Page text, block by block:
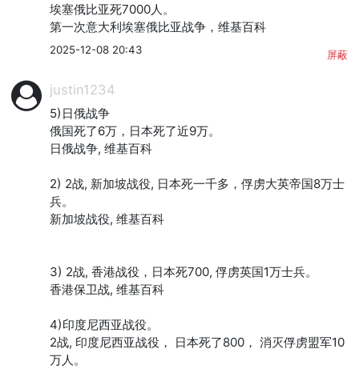
埃塞俄比亚死7000人。
第一次意大利埃塞俄比亚战争，维基百科
2025-12-08 20:43 屏蔽
justin1234
5)日俄战争
俄国死了6万，日本死了近9万。
日俄战争, 维基百科
2) 2战, 新加坡战役, 日本死一千多，俘虏大英帝国8万士
兵。
新加坡战役, 维基百科
3) 2战, 香港战役，日本死700, 俘虏英国1万士兵。
香港保卫战, 维基百科
4)印度尼西亚战役。
2战, 印度尼西亚战役， 日本死了800， 消灭俘虏盟军10
万人。